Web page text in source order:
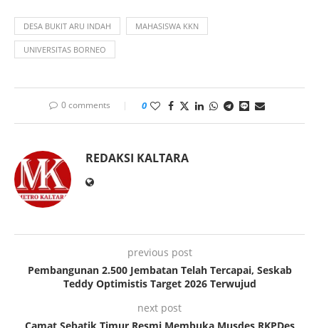
DESA BUKIT ARU INDAH MAHASISWA KKN
UNIVERSITAS BORNEO
0 comments 0
REDAKSI KALTARA
previous post
Pembangunan 2.500 Jembatan Telah Tercapai, Seskab
Teddy Optimistis Target 2026 Terwujud
next post